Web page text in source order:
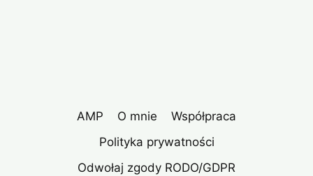
AMP O mnie
Współpraca
Polityka prywatności
Odwołaj zgody RODO/GDPR